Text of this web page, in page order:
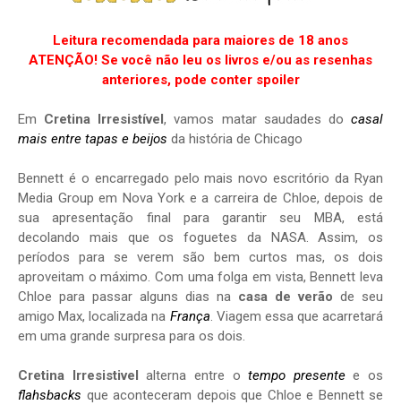
Leitura recomendada para maiores de 18 anos
ATENÇÃO! Se você não leu os livros e/ou as resenhas
anteriores, pode conter spoiler
Em Cretina Irresistível, vamos matar saudades docasal
mais entre tapas e beijos da história de Chicago
Bennett é o encarregado pelo mais novo escritório da Ryan
Media Group em Nova York e a carreira de Chloe, depois de
sua apresentação final para garantir seu MBA, está
decolando mais que os foguetes da NASA. Assim, os
períodos para se verem são bem curtos mas, os dois
aproveitam o máximo. Com uma folga em vista, Bennett leva
Chloe para passar alguns dias na casa de verão de seu
amigo Max, localizada na França. Viagem essa que acarretará
em uma grande surpresa para os dois.
Cretina Irresistivel alterna entre otempo presentee os
flahsbacks que aconteceram depois que Chloe e Bennett se